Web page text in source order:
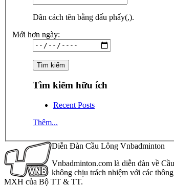
Dãn cách tên bằng dấu phẩy(,).
Mới hơn ngày:
Tìm kiếm hữu ích
Recent Posts
Thêm...
Diễn Đàn Cầu Lông Vnbadminton
Vnbadminton.com là diễn đàn về
không chịu trách nhiệm với các
MXH của Bộ TT & TT.